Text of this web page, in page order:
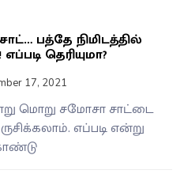
பத்தே நிமிடத்தில்
தெரியுமா?
17, 2021
மொறு சமோசா சாட்டை
எப்படி என்று